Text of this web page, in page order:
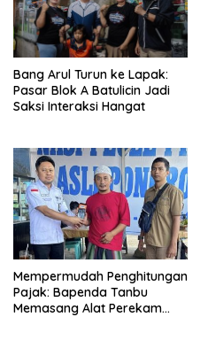
Bang Arul Turun ke Lapak:
Pasar Blok A Batulicin Jadi
Saksi Interaksi Hangat
Mempermudah Penghitungan
Pajak: Bapenda Tanbu
Memasang Alat Perekam